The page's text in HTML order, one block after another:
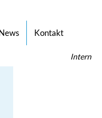
Kontakt
Intern